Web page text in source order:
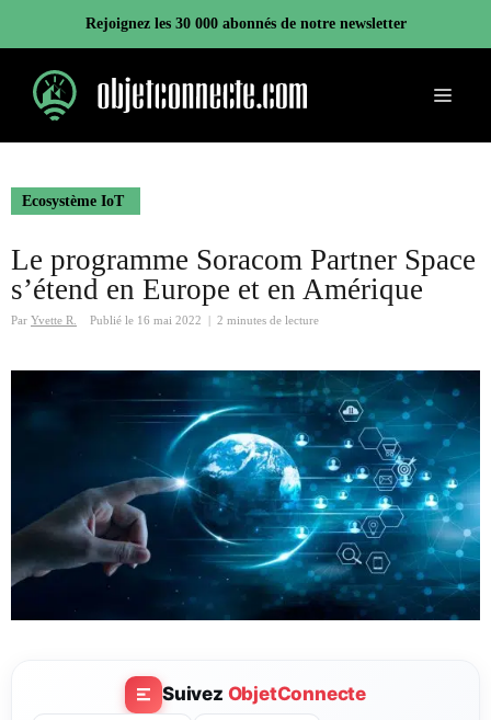
contenu
Rejoignez les 30 000 abonnés de notre newsletter
Menu
Ecosystème IoT
Le programme Soracom Partner Space
s’étend en Europe et en Amérique
Par Yvette R. Publié le 16 mai 2022 2 minutes de lecture
Suivez ObjetConnecte